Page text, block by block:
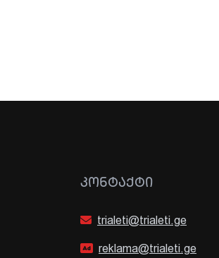
ᲙᲝᲜᲢᲐᲥᲢᲘ
trialeti@trialeti.ge
reklama@trialeti.ge